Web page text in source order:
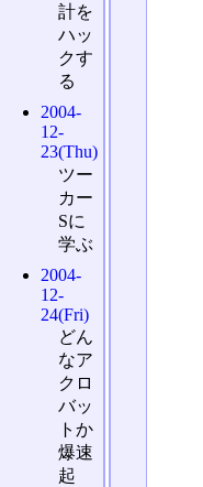
計を
ハッ
クす
る
2004-
12-
23(Thu)
ツー
カー
Sに
学ぶ
2004-
12-
24(Fri)
どん
なア
クロ
バッ
トか
爆速
起